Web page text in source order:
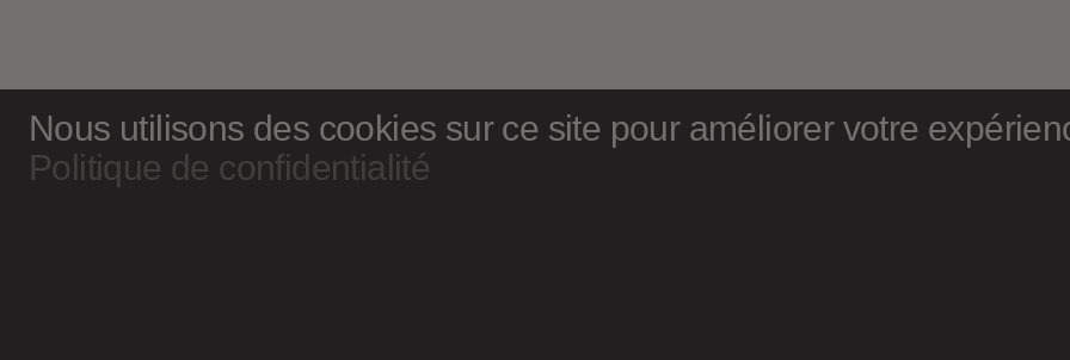
Nous utilisons des cookies sur ce site pour améliorer votre
Politique de confidentialité